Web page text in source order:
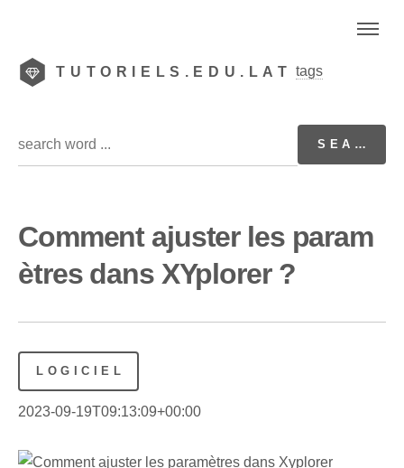
TUTORIELS.EDU.LAT tags
Comment ajuster les param
ètres dans XYplorer ?
LOGICIEL
2023-09-19T09:13:09+00:00